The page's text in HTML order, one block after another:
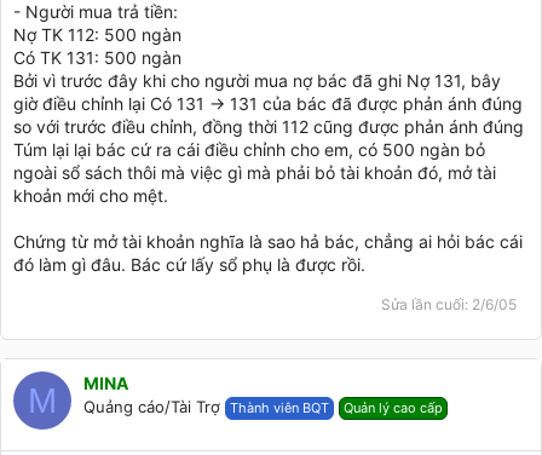
- Người mua trả tiền:
Nợ TK 112: 500 ngàn
Có TK 131: 500 ngàn
Bởi vì trước đây khi cho người mua nợ bác đã ghi Nợ 131, bây
giờ điều chỉnh lại Có 131 -> 131 của bác đã được phản ánh đúng
so với trước điều chỉnh, đồng thời 112 cũng được phản ánh đúng
Túm lại lại bác cứ ra cái điều chỉnh cho em, có 500 ngàn bỏ
ngoài sổ sách thôi mà việc gì mà phải bỏ tài khoản đó, mở tài
khoản mới cho mệt.
Chứng từ mở tài khoản nghĩa là sao hả bác, chẳng ai hỏi bác cái
đó làm gì đâu. Bác cứ lấy sổ phụ là được rồi.
Sửa lần cuối: 2/6/05
M MINA
Quảng cáo/Tài Trợ Thành viên BQT Quản lý cao cấp